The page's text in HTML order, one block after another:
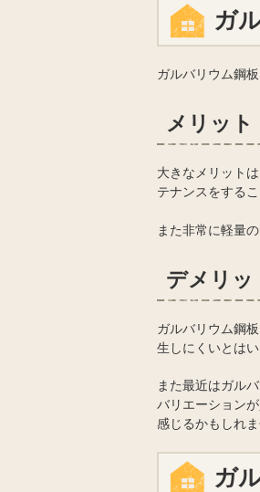
ガ
ガルバリウム鋼
メリット
大きなメリット
テナンスをする
また非常に軽量
デメリッ
ガルバリウム鋼
生しにくいとは
また最近はガル
バリエーション
感じるかもしれま
ガ